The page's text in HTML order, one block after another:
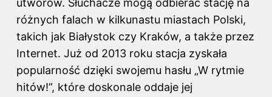
utworów. Słuchacze mogą odbierać stację na
różnych falach w kilkunastu miastach Polski,
takich jak Białystok czy Kraków, a także przez
Internet. Już od 2013 roku stacja zyskała
popularność dzięki swojemu hasłu „W rytmie
hitów!”, które doskonale oddaje jej